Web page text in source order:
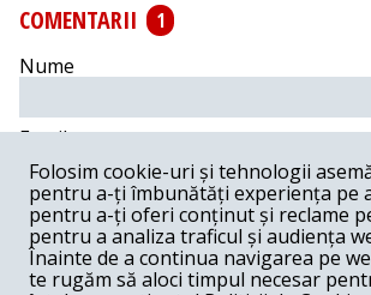
COMENTARII
1
Nume
Email
Comentariu
Folosim cookie-uri și tehnologii
pentru a-ți îmbunătăți experiența pe
pentru a-ți oferi conținut și reclame
pentru a analiza traficul și audiența
Înainte de a continua navigarea pe
te rugăm să aloci timpul necesar